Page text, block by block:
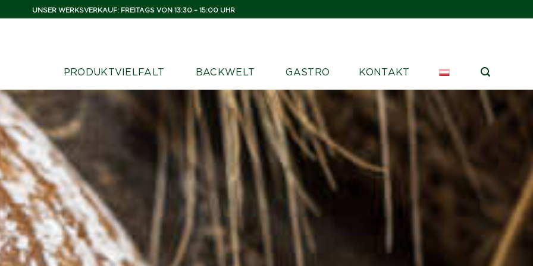
UNSER WERKSVERKAUF: FREITAGS VON 13:30 – 15:00 UHR
PRODUKTVIELFALT BACKWELT GASTRO KONTAKT